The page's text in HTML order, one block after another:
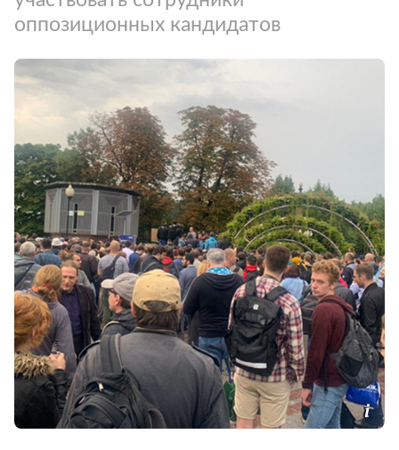
оппозиционных кандидатов